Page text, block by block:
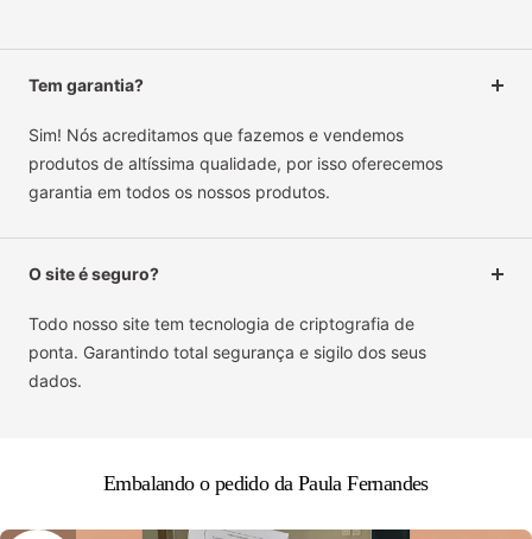
Tem garantia?
Sim! Nós acreditamos que fazemos e vendemos
produtos de altíssima qualidade, por isso oferecemos
garantia em todos os nossos produtos.
O site é seguro?
Todo nosso site tem tecnologia de criptografia de
ponta. Garantindo total segurança e sigilo dos seus
dados.
Embalando o pedido da Paula Fernandes